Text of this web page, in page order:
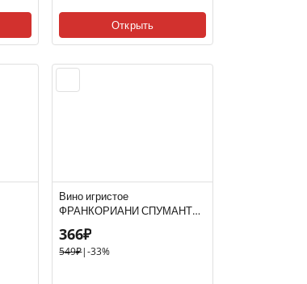
Открыть
Вино игристое
ФРАНКОРИАНИ СПУМАНТЕ
8.5-13.5% 0.75, белое,
полусладкое, Италия
366₽
549₽|-33%